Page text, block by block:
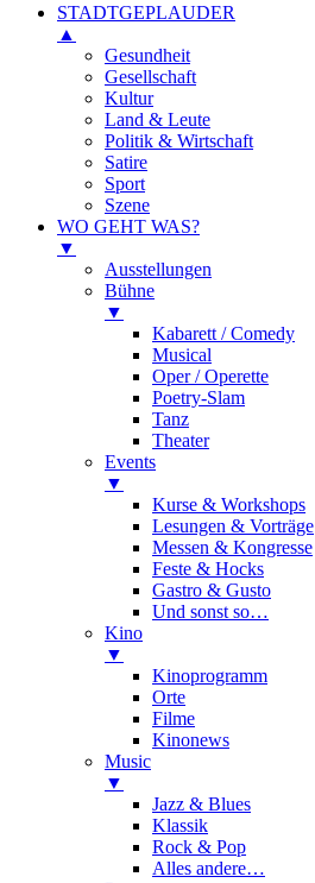
STADTGEPLAUDER
▲
Gesundheit
Gesellschaft
Kultur
Land & Leute
Politik & Wirtschaft
Satire
Sport
Szene
WO GEHT WAS?
▼
Ausstellungen
Bühne
▼
Kabarett / Comedy
Musical
Oper / Operette
Poetry-Slam
Tanz
Theater
Events
▼
Kurse & Workshops
Lesungen & Vorträge
Messen & Kongresse
Feste & Hocks
Gastro & Gusto
Und sonst so…
Kino
▼
Kinoprogramm
Orte
Filme
Kinonews
Music
▼
Jazz & Blues
Klassik
Rock & Pop
Alles andere…